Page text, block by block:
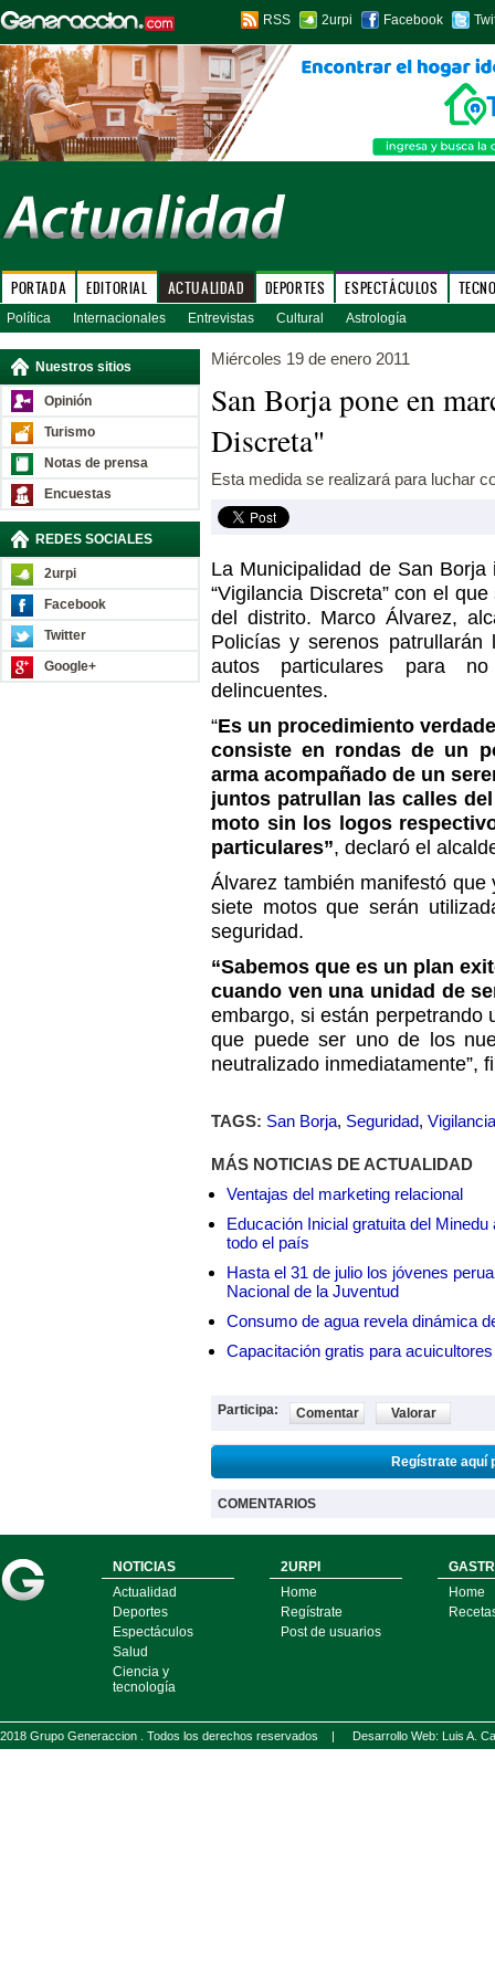
RSS 2urpi Facebook
PORTADA EDITORIAL ACTUALIDAD DEPORTES ESPECTÁCULOS
Política Internacionales Entrevistas Cultural Astrología
Nuestros sitios
Opinión
Turismo
Notas de prensa
Encuestas
REDES SOCIALES
2urpi
Facebook
Twitter
Google+
Miércoles 19 de enero 2011
San Borja pone en
Discreta"
Esta medida se realizará para luchar
La Municipalidad de San
“Vigilancia Discreta” con el
del distrito. Marco Álvarez,
Policías y serenos
autos particulares para
delincuentes.
“Es un procedimiento
consiste en rondas de un
arma acompañado de un
juntos patrullan las calles
moto sin los logos
particulares”, declaró el
Álvarez también manifestó
siete motos que serán
seguridad.
“Sabemos que es un plan
cuando ven una unidad de
embargo, si están perpetrando
que puede ser uno de los
neutralizado inmediatamente”,
TAGS: San Borja, Seguridad,
MÁS NOTICIAS DE ACTUALIDAD
Ventajas del marketing relacional
Educación Inicial gratuita del
todo el país
Hasta el 31 de julio los jóvenes
Nacional de la Juventud
Consumo de agua revela dinámica
Capacitación gratis para
Participa: Comentar Valorar
Regístrate aquí
COMENTARIOS
NOTICIAS
Actualidad
Deportes
Espectáculos
Salud
Ciencia y
tecnología
2URPI
Home
Regístrate
Post de usuarios
Home
2018 Grupo Generaccion . Todos los derechos reservados | Desarrollo Web: Luis